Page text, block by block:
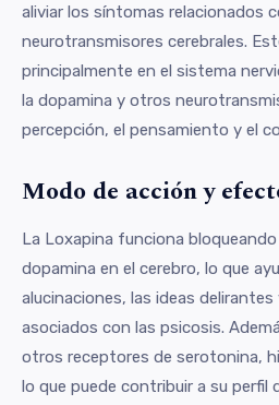
aliviar los síntomas relacionados
neurotransmisores cerebrales.
principalmente en el sistema
la dopamina y otros
percepción, el pensamiento y el
Modo de acción y
La Loxapina funciona
dopamina en el cerebro, lo que
alucinaciones, las ideas
asociados con las psicosis.
otros receptores de serotonina,
lo que puede contribuir a su perfil